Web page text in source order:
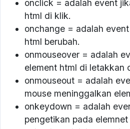
onclick = adalah event
html di klik.
onchange = adalah
html berubah.
onmouseover = adalah
element html di letakkan
onmouseout = adalah
mouse meninggalkan
onkeydown = adalah
pengetikan pada elemnet